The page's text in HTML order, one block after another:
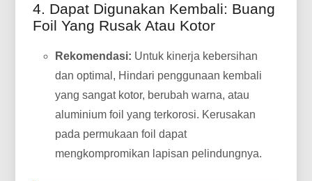
4. Dapat Digunakan Kembali: Buang
Foil Yang Rusak Atau Kotor
Rekomendasi: Untuk kinerja kebersihan
dan optimal, Hindari penggunaan kembali
yang sangat kotor, berubah warna, atau
aluminium foil yang terkorosi. Kerusakan
pada permukaan foil dapat
mengkompromikan lapisan pelindungnya.